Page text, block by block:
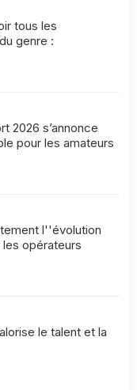
tous les
genre :
2026 s’annonce
pour les amateurs
l''évolution
opérateurs
le talent et la